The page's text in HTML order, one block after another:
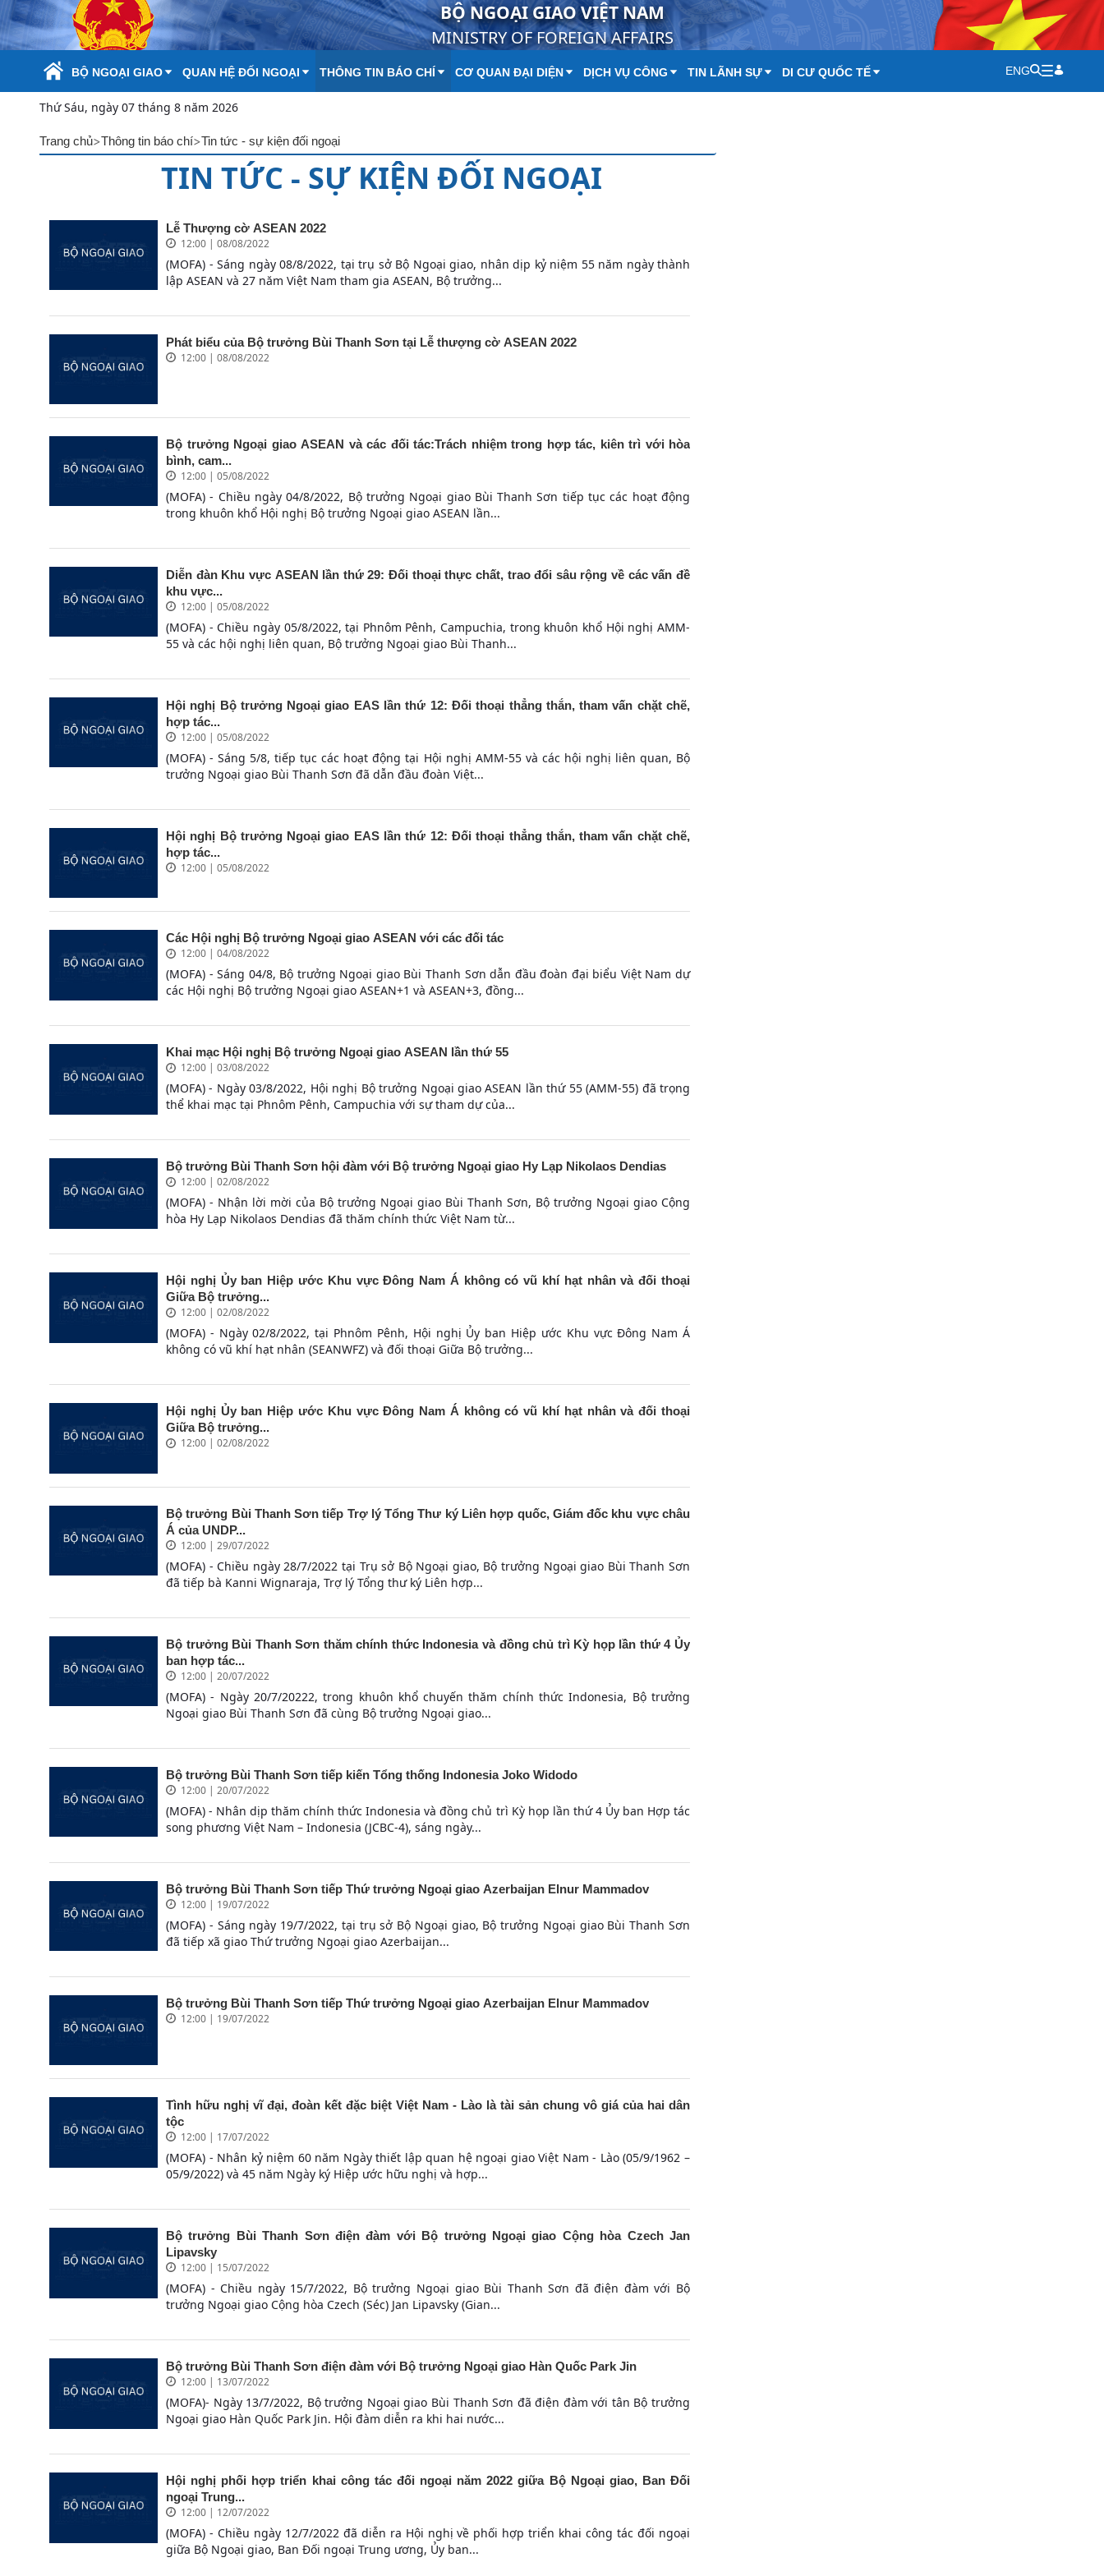
Skip to Main Content BỘ NGOẠI GIAO VIỆT NAM
MINISTRY OF FOREIGN AFFAIRS
BỘ NGOẠI GIAO QUAN HỆ ĐỐI NGOẠI THÔNG TIN BÁO CHÍ CƠ QUAN ĐẠI DIỆN DỊCH VỤ CÔNG TIN LÃNH SỰ DI CƯ QUỐC TẾ ENG
Thứ Sáu, ngày 07 tháng 8 năm 2026
Trang chủ>Thông tin báo chí>Tin tức - sự kiện đối ngoại
TIN TỨC - SỰ KIỆN ĐỐI NGOẠI
Lễ Thượng cờ ASEAN 2022
12:00 | 08/08/2022
(MOFA) - Sáng ngày 08/8/2022, tại trụ sở Bộ Ngoại giao, nhân dịp kỷ niệm 55 năm ngày thành
lập ASEAN và 27 năm Việt Nam tham gia ASEAN, Bộ trưởng...
Phát biểu của Bộ trưởng Bùi Thanh Sơn tại Lễ thượng cờ ASEAN 2022
12:00 | 08/08/2022
Bộ trưởng Ngoại giao ASEAN và các đối tác:Trách nhiệm trong hợp tác, kiên trì với hòa
bình, cam...
12:00 | 05/08/2022
(MOFA) - Chiều ngày 04/8/2022, Bộ trưởng Ngoại giao Bùi Thanh Sơn tiếp tục các hoạt động
trong khuôn khổ Hội nghị Bộ trưởng Ngoại giao ASEAN lần...
Diễn đàn Khu vực ASEAN lần thứ 29: Đối thoại thực chất, trao đổi sâu rộng về các vấn đề
khu vực...
12:00 | 05/08/2022
(MOFA) - Chiều ngày 05/8/2022, tại Phnôm Pênh, Campuchia, trong khuôn khổ Hội nghị AMM-
55 và các hội nghị liên quan, Bộ trưởng Ngoại giao Bùi Thanh...
Hội nghị Bộ trưởng Ngoại giao EAS lần thứ 12: Đối thoại thẳng thắn, tham vấn chặt chẽ,
hợp tác...
12:00 | 05/08/2022
(MOFA) - Sáng 5/8, tiếp tục các hoạt động tại Hội nghị AMM-55 và các hội nghị liên quan, Bộ
trưởng Ngoại giao Bùi Thanh Sơn đã dẫn đầu đoàn Việt...
Hội nghị Bộ trưởng Ngoại giao EAS lần thứ 12: Đối thoại thẳng thắn, tham vấn chặt chẽ,
hợp tác...
12:00 | 05/08/2022
Các Hội nghị Bộ trưởng Ngoại giao ASEAN với các đối tác
12:00 | 04/08/2022
(MOFA) - Sáng 04/8, Bộ trưởng Ngoại giao Bùi Thanh Sơn dẫn đầu đoàn đại biểu Việt Nam dự
các Hội nghị Bộ trưởng Ngoại giao ASEAN+1 và ASEAN+3, đồng...
Khai mạc Hội nghị Bộ trưởng Ngoại giao ASEAN lần thứ 55
12:00 | 03/08/2022
(MOFA) - Ngày 03/8/2022, Hội nghị Bộ trưởng Ngoại giao ASEAN lần thứ 55 (AMM-55) đã trọng
thể khai mạc tại Phnôm Pênh, Campuchia với sự tham dự của...
Bộ trưởng Bùi Thanh Sơn hội đàm với Bộ trưởng Ngoại giao Hy Lạp Nikolaos Dendias
12:00 | 02/08/2022
(MOFA) - Nhận lời mời của Bộ trưởng Ngoại giao Bùi Thanh Sơn, Bộ trưởng Ngoại giao Cộng
hòa Hy Lạp Nikolaos Dendias đã thăm chính thức Việt Nam từ...
Hội nghị Ủy ban Hiệp ước Khu vực Đông Nam Á không có vũ khí hạt nhân và đối thoại
Giữa Bộ trưởng...
12:00 | 02/08/2022
(MOFA) - Ngày 02/8/2022, tại Phnôm Pênh, Hội nghị Ủy ban Hiệp ước Khu vực Đông Nam Á
không có vũ khí hạt nhân (SEANWFZ) và đối thoại Giữa Bộ trưởng...
Hội nghị Ủy ban Hiệp ước Khu vực Đông Nam Á không có vũ khí hạt nhân và đối thoại
Giữa Bộ trưởng...
12:00 | 02/08/2022
Bộ trưởng Bùi Thanh Sơn tiếp Trợ lý Tổng Thư ký Liên hợp quốc, Giám đốc khu vực châu
Á của UNDP...
12:00 | 29/07/2022
(MOFA) - Chiều ngày 28/7/2022 tại Trụ sở Bộ Ngoại giao, Bộ trưởng Ngoại giao Bùi Thanh Sơn
đã tiếp bà Kanni Wignaraja, Trợ lý Tổng thư ký Liên hợp...
Bộ trưởng Bùi Thanh Sơn thăm chính thức Indonesia và đồng chủ trì Kỳ họp lần thứ 4 Ủy
ban hợp tác...
12:00 | 20/07/2022
(MOFA) - Ngày 20/7/20222, trong khuôn khổ chuyến thăm chính thức Indonesia, Bộ trưởng
Ngoại giao Bùi Thanh Sơn đã cùng Bộ trưởng Ngoại giao...
Bộ trưởng Bùi Thanh Sơn tiếp kiến Tổng thống Indonesia Joko Widodo
12:00 | 20/07/2022
(MOFA) - Nhân dịp thăm chính thức Indonesia và đồng chủ trì Kỳ họp lần thứ 4 Ủy ban Hợp tác
song phương Việt Nam – Indonesia (JCBC-4), sáng ngày...
Bộ trưởng Bùi Thanh Sơn tiếp Thứ trưởng Ngoại giao Azerbaijan Elnur Mammadov
12:00 | 19/07/2022
(MOFA) - Sáng ngày 19/7/2022, tại trụ sở Bộ Ngoại giao, Bộ trưởng Ngoại giao Bùi Thanh Sơn
đã tiếp xã giao Thứ trưởng Ngoại giao Azerbaijan...
Bộ trưởng Bùi Thanh Sơn tiếp Thứ trưởng Ngoại giao Azerbaijan Elnur Mammadov
12:00 | 19/07/2022
Tình hữu nghị vĩ đại, đoàn kết đặc biệt Việt Nam - Lào là tài sản chung vô giá của hai dân
tộc
12:00 | 17/07/2022
(MOFA) - Nhân kỷ niệm 60 năm Ngày thiết lập quan hệ ngoại giao Việt Nam - Lào (05/9/1962 –
05/9/2022) và 45 năm Ngày ký Hiệp ước hữu nghị và hợp...
Bộ trưởng Bùi Thanh Sơn điện đàm với Bộ trưởng Ngoại giao Cộng hòa Czech Jan
Lipavsky
12:00 | 15/07/2022
(MOFA) - Chiều ngày 15/7/2022, Bộ trưởng Ngoại giao Bùi Thanh Sơn đã điện đàm với Bộ
trưởng Ngoại giao Cộng hòa Czech (Séc) Jan Lipavsky (Gian...
Bộ trưởng Bùi Thanh Sơn điện đàm với Bộ trưởng Ngoại giao Hàn Quốc Park Jin
12:00 | 13/07/2022
(MOFA)- Ngày 13/7/2022, Bộ trưởng Ngoại giao Bùi Thanh Sơn đã điện đàm với tân Bộ trưởng
Ngoại giao Hàn Quốc Park Jin. Hội đàm diễn ra khi hai nước...
Hội nghị phối hợp triển khai công tác đối ngoại năm 2022 giữa Bộ Ngoại giao, Ban Đối
ngoại Trung...
12:00 | 12/07/2022
(MOFA) - Chiều ngày 12/7/2022 đã diễn ra Hội nghị về phối hợp triển khai công tác đối ngoại
giữa Bộ Ngoại giao, Ban Đối ngoại Trung ương, Ủy ban...